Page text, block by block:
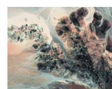
SHARE TWEET